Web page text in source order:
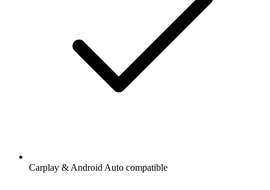
Carplay & Android Auto compatible